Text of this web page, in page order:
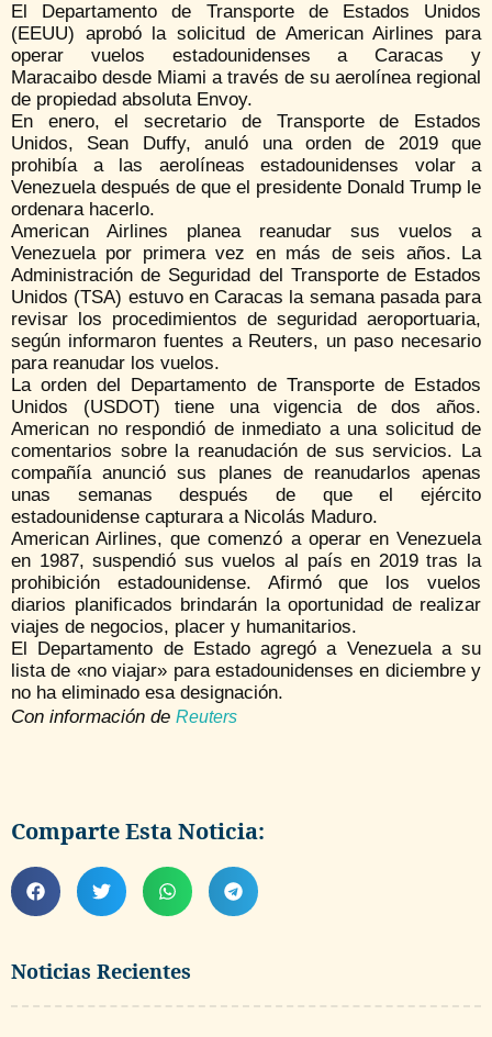
Noticias Recientes
El Departamento de Transporte de Estados Unidos
(EEUU) aprobó la solicitud de American Airlines para
operar vuelos estadounidenses a Caracas y
Maracaibo desde Miami a través de su aerolínea regional
de propiedad absoluta Envoy.
En enero, el secretario de Transporte de Estados
Unidos, Sean Duffy, anuló una orden de 2019 que
prohibía a las aerolíneas estadounidenses volar a
Venezuela después de que el presidente Donald Trump le
ordenara hacerlo.
American Airlines planea reanudar sus vuelos a
Venezuela por primera vez en más de seis años. La
Administración de Seguridad del Transporte de Estados
Unidos (TSA) estuvo en Caracas la semana pasada para
revisar los procedimientos de seguridad aeroportuaria,
según informaron fuentes a Reuters, un paso necesario
para reanudar los vuelos.
La orden del Departamento de Transporte de Estados
Unidos (USDOT) tiene una vigencia de dos años.
American no respondió de inmediato a una solicitud de
comentarios sobre la reanudación de sus servicios. La
compañía anunció sus planes de reanudarlos apenas
unas semanas después de que el ejército
estadounidense capturara a Nicolás Maduro.
American Airlines, que comenzó a operar en Venezuela
en 1987, suspendió sus vuelos al país en 2019 tras la
prohibición estadounidense. Afirmó que los vuelos
diarios planificados brindarán la oportunidad de realizar
viajes de negocios, placer y humanitarios.
El Departamento de Estado agregó a Venezuela a su
lista de «no viajar» para estadounidenses en diciembre y
no ha eliminado esa designación.
Con información de Reuters
Comparte Esta Noticia: